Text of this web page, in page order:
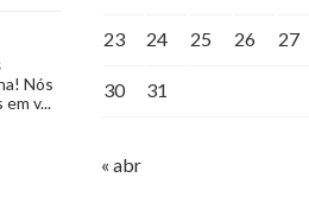
Nós
v...
23 24 25 26 27
30 31
« abr